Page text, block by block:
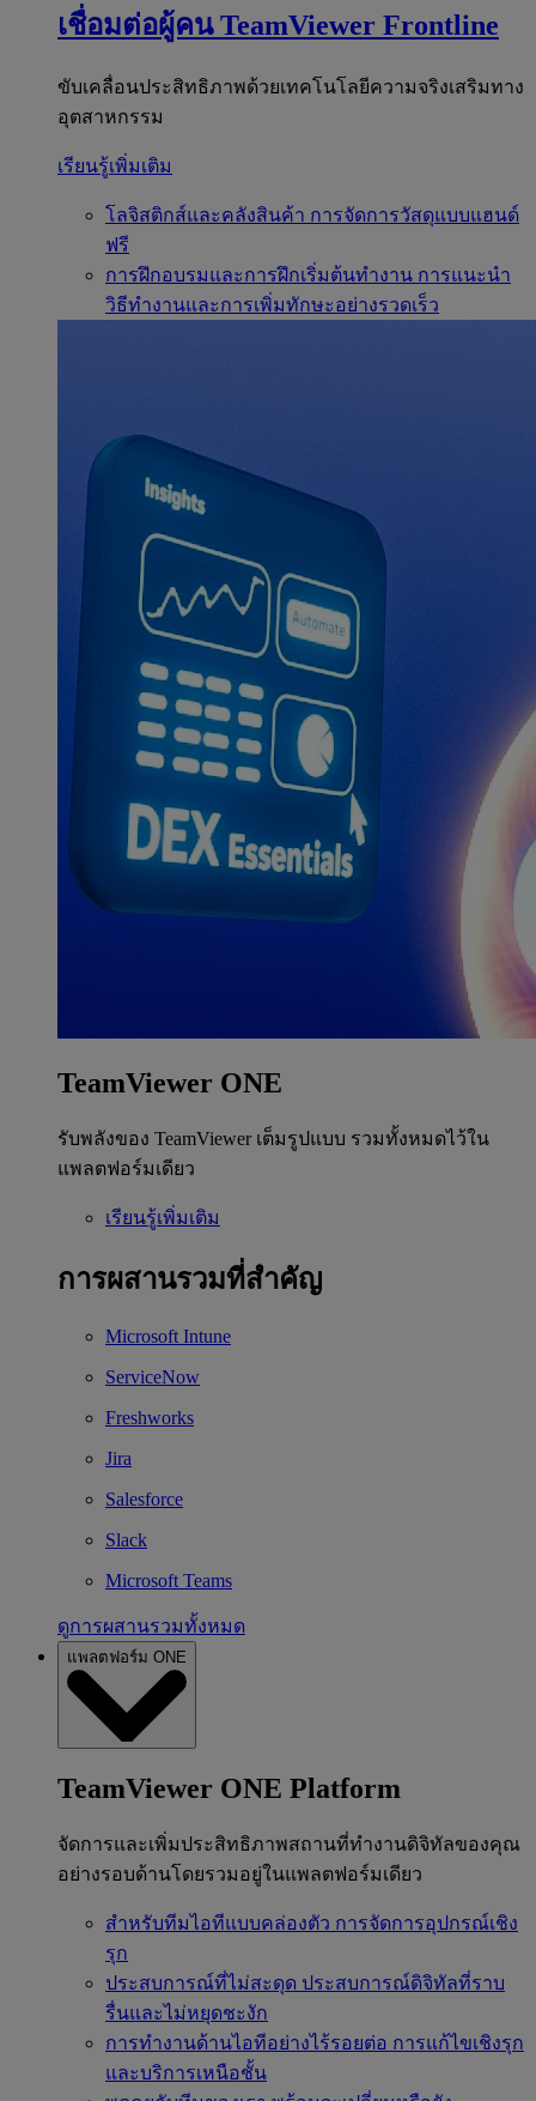
เชื่อมต่อผู้คน TeamViewer Frontline
ขับเคลื่อนประสิทธิภาพด้วยเทคโนโลยีความจริงเสริมทาง
อุตสาหกรรม
เรียนรู้เพิ่มเติม
โลจิสติกส์และคลังสินค้า การจัดการวัสดุแบบแฮนด์
ฟรี
การฝึกอบรมและการฝึกเริ่มต้นทำงาน การแนะนำ
วิธีทำงานและการเพิ่มทักษะอย่างรวดเร็ว
TeamViewer ONE
รับพลังของ TeamViewer เต็มรูปแบบ รวมทั้งหมดไว้ใน
แพลตฟอร์มเดียว
เรียนรู้เพิ่มเติม
การผสานรวมที่สำคัญ
Microsoft Intune
ServiceNow
Freshworks
Jira
Salesforce
Slack
Microsoft Teams
ดูการผสานรวมทั้งหมด
แพลตฟอร์ม ONE
TeamViewer ONE Platform
จัดการและเพิ่มประสิทธิภาพสถานที่ทำงานดิจิทัลของคุณ
อย่างรอบด้านโดยรวมอยู่ในแพลตฟอร์มเดียว
สำหรับทีมไอทีแบบคล่องตัว การจัดการอุปกรณ์เชิง
รุก
ประสบการณ์ที่ไม่สะดุด ประสบการณ์ดิจิทัลที่ราบ
รื่นและไม่หยุดชะงัก
การทำงานด้านไอทีอย่างไร้รอยต่อ การแก้ไขเชิงรุก
และบริการเหนือชั้น